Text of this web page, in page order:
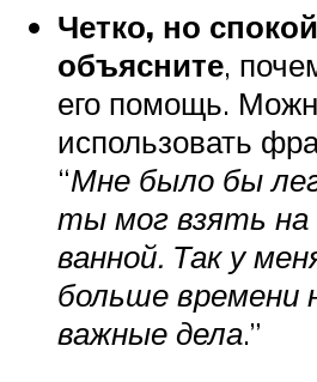
Четко, но
объясните,
его помощь.
использовать
“Мне было бы
ты мог взять на
ванной. Так у
больше времени
важные дела.”